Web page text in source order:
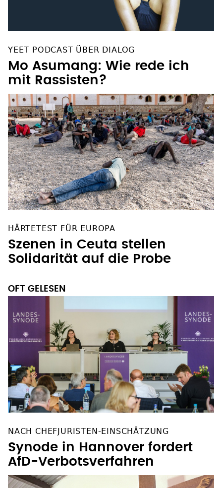
YEET PODCAST ÜBER DIALOG
Mo Asumang: Wie rede ich
mit Rassisten?
HÄRTETEST FÜR EUROPA
Szenen in Ceuta stellen
Solidarität auf die Probe
OFT GELESEN
NACH CHEFJURISTEN-EINSCHÄTZUNG
Synode in Hannover fordert
AfD-Verbotsverfahren